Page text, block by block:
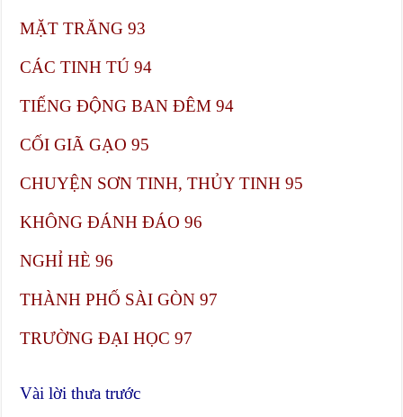
MẶT TRĂNG​ 93
CÁC TINH TÚ​ 94
TIẾNG ĐỘNG BAN ĐÊM​ 94
CỐI GIÃ GẠO​ 95
CHUYỆN SƠN TINH, THỦY TINH​ 95
KHÔNG ĐÁNH ĐÁO​ 96
NGHỈ HÈ​ 96
THÀNH PHỐ SÀI GÒN​ 97
TRƯỜNG ĐẠI HỌC​ 97
Vài lời thưa trước